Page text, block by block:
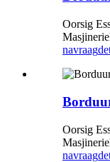
Oorsig
navraag
Oorsig
navraag